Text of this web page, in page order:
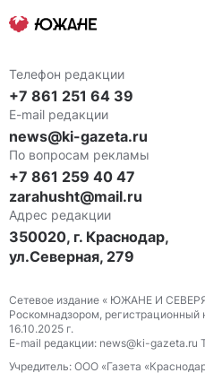
Телефон редакции
+7 861 251 64 39
E-mail редакции
news@ki-gazeta.ru
По вопросам рекламы
+7 861 259 40 47
zarahusht@mail.ru
Адрес редакции
350020, г. Краснодар,
ул.Северная, 279
Сетевое издание « ЮЖАНЕ И
Роскомнадзором,
16.10.2025 г.
E-mail редакции: news@ki-gazeta.ru
Учредитель: ООО «Газета